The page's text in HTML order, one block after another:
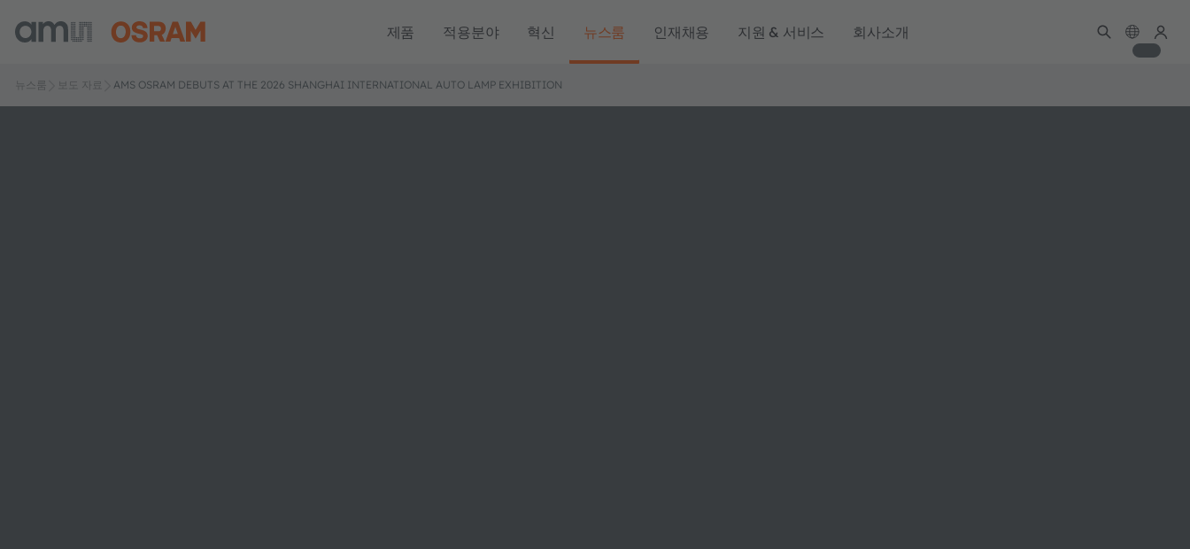
제품 적용분야 혁신 뉴스룸 인재채용 지원 & 서비스 회사소개
뉴스룸 보도 자료 AMS OSRAM DEBUTS AT THE 2026 SHANGHAI INTERNATIONAL AUTO LAMP EXHIBITION